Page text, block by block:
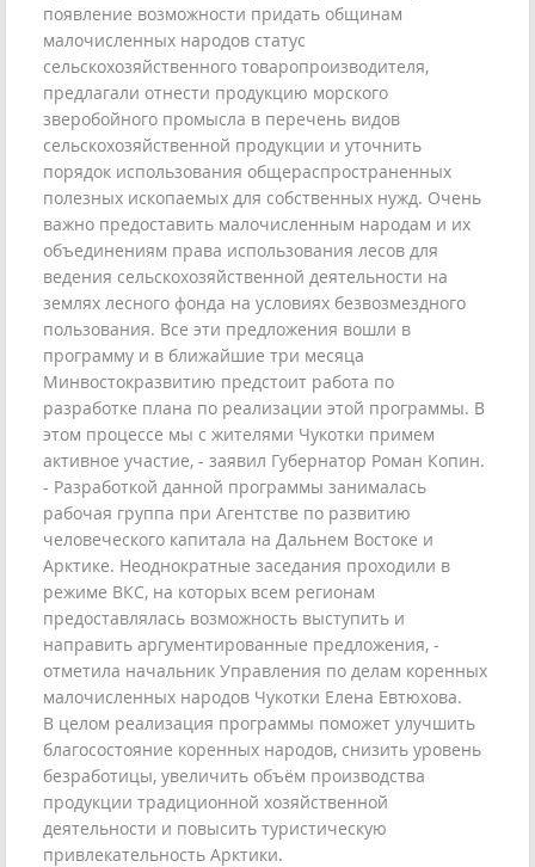
появление возможности придать общинам
малочисленных народов статус
сельскохозяйственного товаропроизводителя,
предлагали отнести продукцию морского
зверобойного промысла в перечень видов
сельскохозяйственной продукции и уточнить
порядок использования общераспространенных
полезных ископаемых для собственных нужд. Очень
важно предоставить малочисленным народам и их
объединениям права использования лесов для
ведения сельскохозяйственной деятельности на
землях лесного фонда на условиях безвозмездного
пользования. Все эти предложения вошли в
программу и в ближайшие три месяца
Минвостокразвитию предстоит работа по
разработке плана по реализации этой программы. В
этом процессе мы с жителями Чукотки примем
активное участие, - заявил Губернатор Роман Копин.
- Разработкой данной программы занималась
рабочая группа при Агентстве по развитию
человеческого капитала на Дальнем Востоке и
Арктике. Неоднократные заседания проходили в
режиме ВКС, на которых всем регионам
предоставлялась возможность выступить и
направить аргументированные предложения, -
отметила начальник Управления по делам коренных
малочисленных народов Чукотки Елена Евтюхова.
В целом реализация программы поможет улучшить
благосостояние коренных народов, снизить уровень
безработицы, увеличить объём производства
продукции традиционной хозяйственной
деятельности и повысить туристическую
привлекательность Арктики.